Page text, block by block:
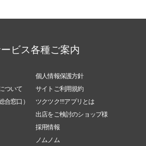
ビス各種ご案内
個人情報保護方針
ついて
サイトご利用規約
合窓口）
ツクツク!!!アプリとは
出店をご検討のショップ様
採用情報
ノムノム